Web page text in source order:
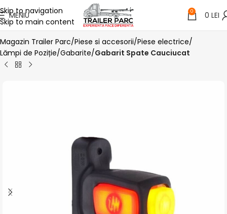
Skip to navigation
Skip to main content
MENIU 0 0 LEI
Magazin Trailer Parc Piese si accesorii Piese electrice
Lămpi de Poziție/Gabarite Gabarit Spate Cauciucat